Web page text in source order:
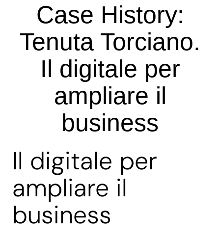
Case History:
Tenuta Torciano.
Il digitale per
ampliare il
business
Il digitale per
ampliare il
business